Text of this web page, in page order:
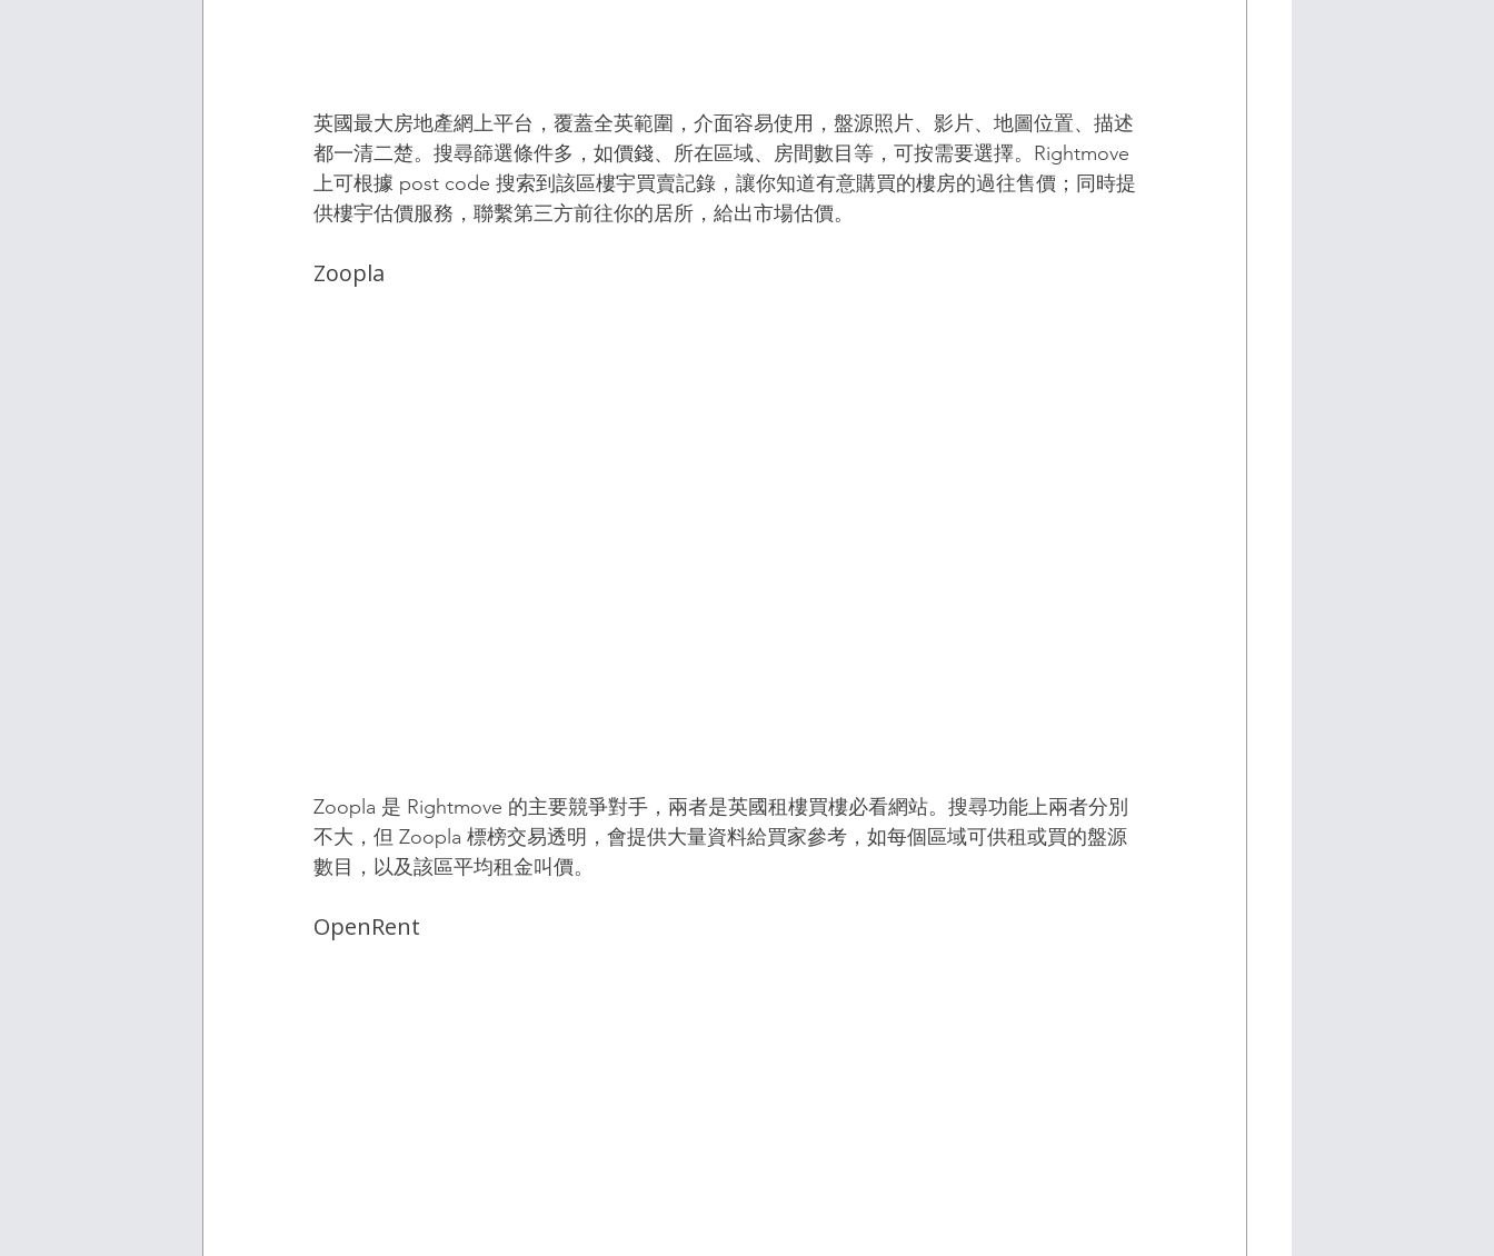
英國最大房地產網上平台，覆蓋全英範圍，介面容易使用，盤源照片、影片、地圖位置、描述
都一清二楚。搜尋篩選條件多，如價錢、所在區域、房間數目等，可按需要選擇。Rightmove
上可根據 post code 搜索到該區樓宇買賣記錄，讓你知道有意購買的樓房的過往售價；同時提
供樓宇估價服務，聯繫第三方前往你的居所，給出市場估價。
Zoopla
Zoopla 是 Rightmove 的主要競爭對手，兩者是英國租樓買樓必看網站。搜尋功能上兩者分別
不大，但 Zoopla 標榜交易透明，會提供大量資料給買家參考，如每個區域可供租或買的盤源
數目，以及該區平均租金叫價。
OpenRent